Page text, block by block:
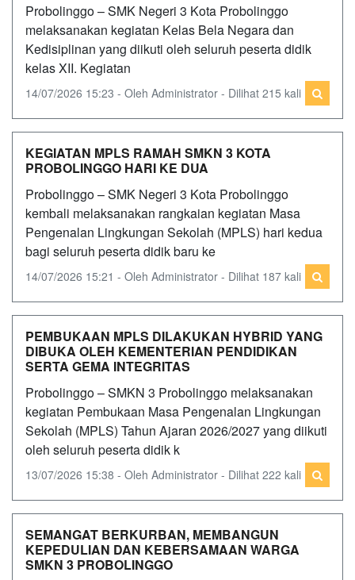
Probolinggo – SMK Negeri 3 Kota Probolinggo
melaksanakan kegiatan Kelas Bela Negara dan
Kedisiplinan yang diikuti oleh seluruh peserta didik
kelas XII. Kegiatan
14/07/2026 15:23 - Oleh Administrator - Dilihat 215 kali
KEGIATAN MPLS RAMAH SMKN 3 KOTA
PROBOLINGGO HARI KE DUA
Probolinggo – SMK Negeri 3 Kota Probolinggo
kembali melaksanakan rangkaian kegiatan Masa
Pengenalan Lingkungan Sekolah (MPLS) hari kedua
bagi seluruh peserta didik baru ke
14/07/2026 15:21 - Oleh Administrator - Dilihat 187 kali
PEMBUKAAN MPLS DILAKUKAN HYBRID YANG
DIBUKA OLEH KEMENTERIAN PENDIDIKAN
SERTA GEMA INTEGRITAS
Probolinggo – SMKN 3 Probolinggo melaksanakan
kegiatan Pembukaan Masa Pengenalan Lingkungan
Sekolah (MPLS) Tahun Ajaran 2026/2027 yang diikuti
oleh seluruh peserta didik k
13/07/2026 15:38 - Oleh Administrator - Dilihat 222 kali
SEMANGAT BERKURBAN, MEMBANGUN
KEPEDULIAN DAN KEBERSAMAAN WARGA
SMKN 3 PROBOLINGGO